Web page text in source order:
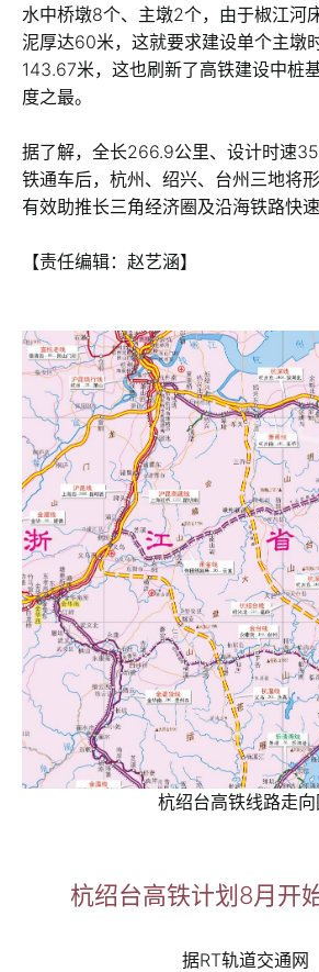
水中桥墩8个、主墩2个，由于椒江河
泥厚达60米，这就要求建设单个主墩
143.67米，这也刷新了高铁建设中桩
度之最。
据了解，全长266.9公里、设计时速
铁通车后，杭州、绍兴、台州三地将形
有效助推长三角经济圈及沿海铁路快速
【责任编辑：赵艺涵】
杭绍台高铁线路走向
杭绍台高铁计划8月开
据RT轨道交通网